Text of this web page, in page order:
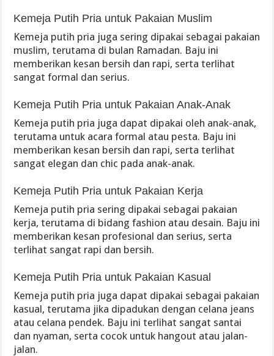
Kemeja Putih Pria untuk Pakaian Muslim
Kemeja putih pria juga sering dipakai sebagai pakaian
muslim, terutama di bulan Ramadan. Baju ini
memberikan kesan bersih dan rapi, serta terlihat
sangat formal dan serius.
Kemeja Putih Pria untuk Pakaian Anak-Anak
Kemeja putih pria juga dapat dipakai oleh anak-anak,
terutama untuk acara formal atau pesta. Baju ini
memberikan kesan bersih dan rapi, serta terlihat
sangat elegan dan chic pada anak-anak.
Kemeja Putih Pria untuk Pakaian Kerja
Kemeja putih pria sering dipakai sebagai pakaian
kerja, terutama di bidang fashion atau desain. Baju ini
memberikan kesan profesional dan serius, serta
terlihat sangat rapi dan bersih.
Kemeja Putih Pria untuk Pakaian Kasual
Kemeja putih pria juga dapat dipakai sebagai pakaian
kasual, terutama jika dipadukan dengan celana jeans
atau celana pendek. Baju ini terlihat sangat santai
dan nyaman, serta cocok untuk hangout atau jalan-
jalan.